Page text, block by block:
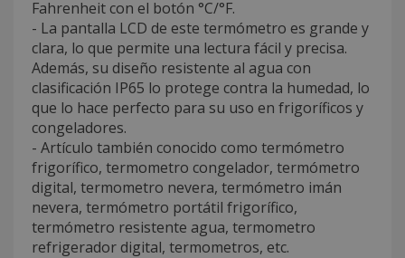
Fahrenheit con el botón °C/°F.
- La pantalla LCD de este termómetro es grande y
clara, lo que permite una lectura fácil y precisa.
Además, su diseño resistente al agua con
clasificación IP65 lo protege contra la humedad, lo
que lo hace perfecto para su uso en frigoríficos y
congeladores.
- Artículo también conocido como termómetro
frigorífico, termometro congelador, termómetro
digital, termometro nevera, termómetro imán
nevera, termómetro portátil frigorífico,
termómetro resistente agua, termometro
refrigerador digital, termometros, etc.